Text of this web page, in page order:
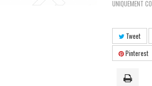
UNIQUEMENT
Tweet
Pinterest